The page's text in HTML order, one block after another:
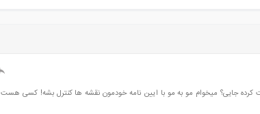
جایی؟ میخوام مو به مو با ایین نامه خودمون نقشه ها کنترل بشه! کسی هست